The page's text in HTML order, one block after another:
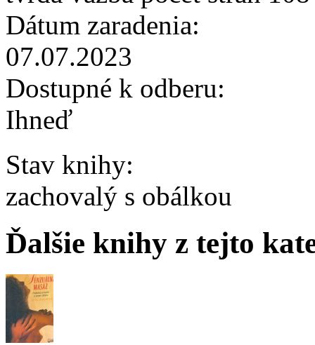
Dátum zaradenia:
07.07.2023
Dostupné k odberu:
Ihneď
Stav knihy:
zachovalý s obálkou
Ďalšie knihy z tejto